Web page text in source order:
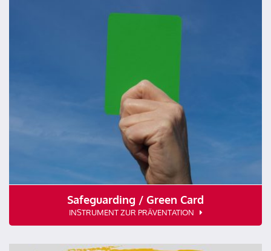
Safeguarding / Green Card
INSTRUMENT ZUR PRÄVENTATION